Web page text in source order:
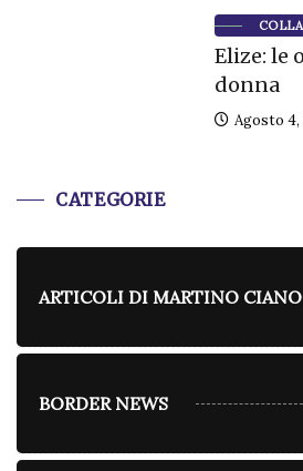
Elize: le
donna
Agosto 4,
CATEGORIE
ARTICOLI DI MARTINO CIANO
BORDER NEWS